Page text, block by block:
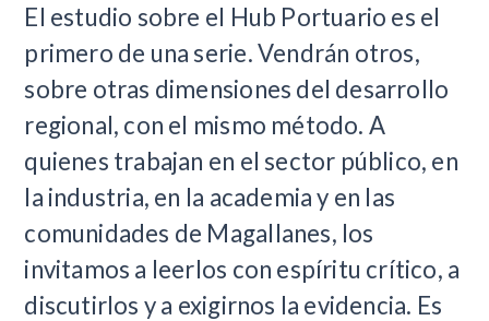
El estudio sobre el Hub Portuario es el
primero de una serie. Vendrán otros,
sobre otras dimensiones del desarrollo
regional, con el mismo método. A
quienes trabajan en el sector público, en
la industria, en la academia y en las
comunidades de Magallanes, los
invitamos a leerlos con espíritu crítico, a
discutirlos y a exigirnos la evidencia. Es